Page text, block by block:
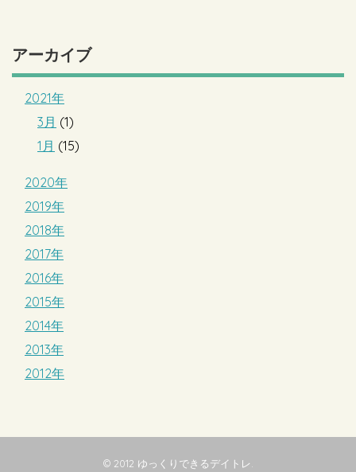
アーカイブ
2021年
3月 (1)
1月 (15)
2020年
2019年
2018年
2017年
2016年
2015年
2014年
2013年
2012年
© 2012 ゆっくりできるデイトレ